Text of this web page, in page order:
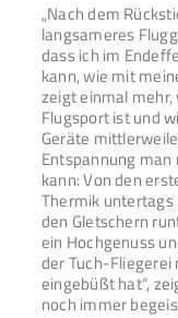
„Nach dem
langsameres
dass ich im
kann, wie mit
zeigt einmal
Flugsport ist und
Geräte
Entspannung
kann: Von den
Thermik
den Gletschern
ein Hochgenuss
der Tuch-Fliegerei
eingebüßt hat“,
noch immer